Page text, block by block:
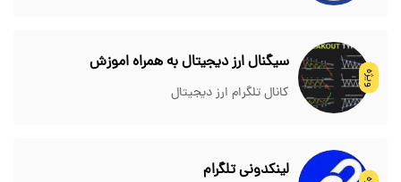
ویژه
سیگنال ارز دیجیتال به همراه اموزش
کانال تلگرام ارز دیجیتال
لینکدونی تلگرام